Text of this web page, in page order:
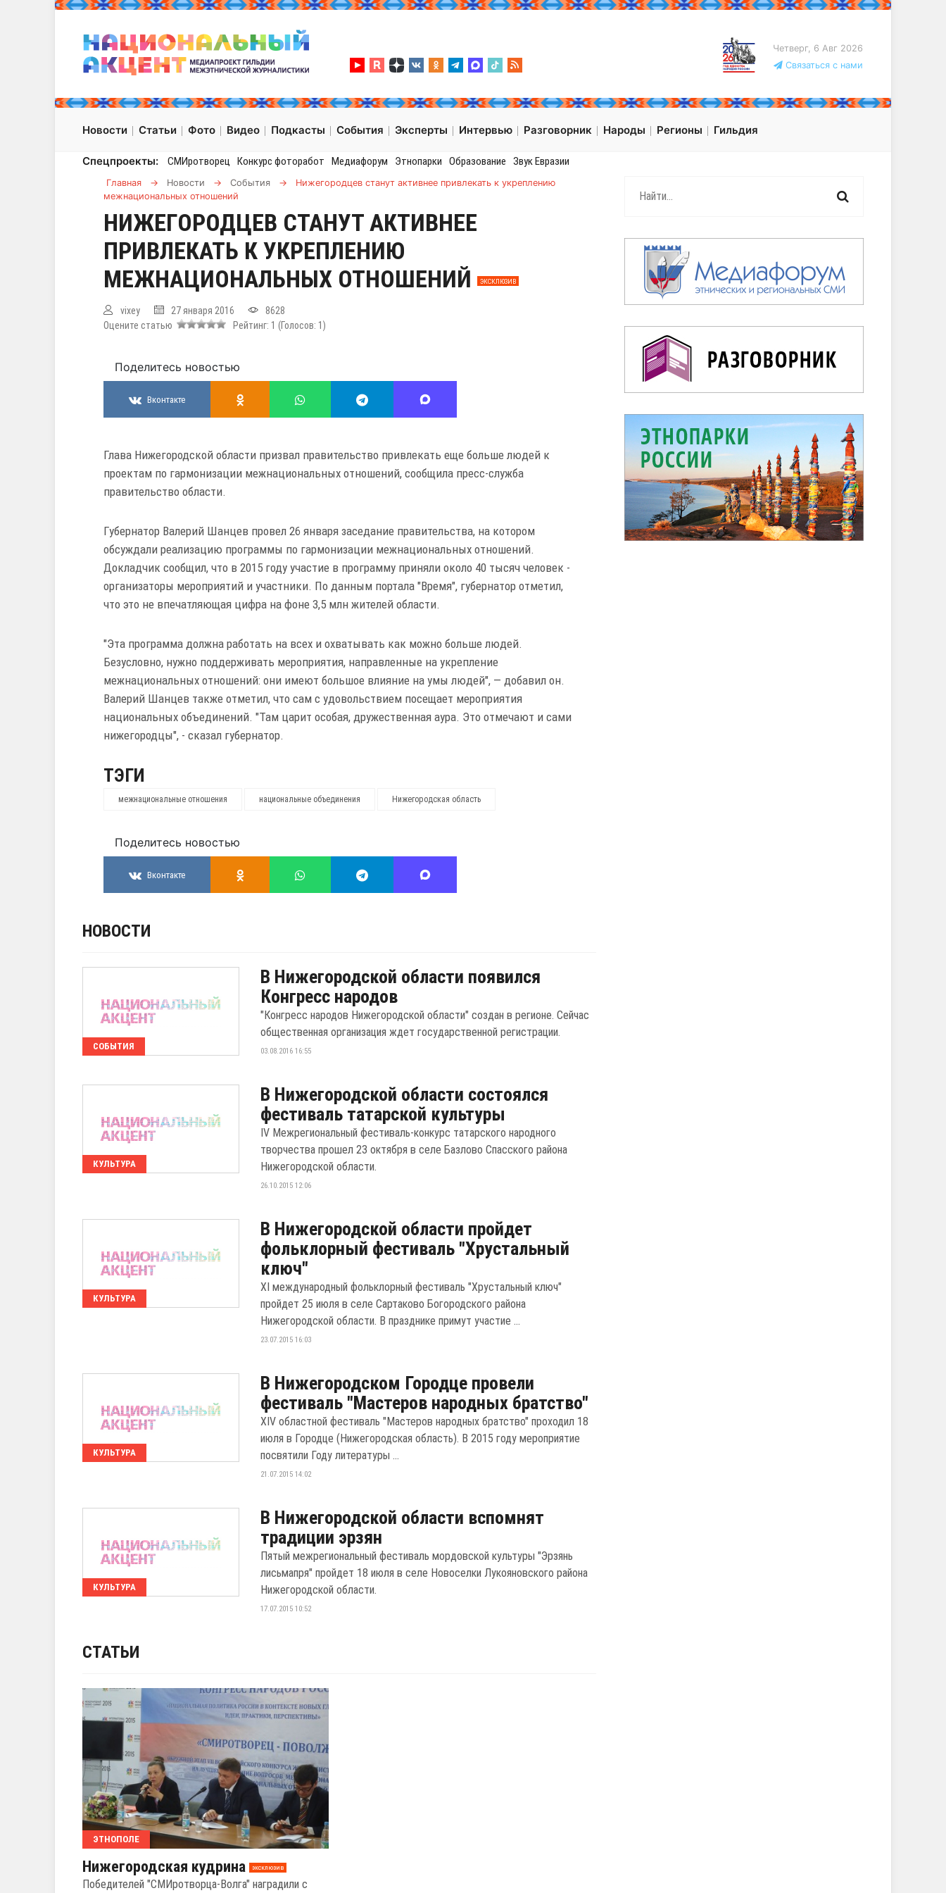
Четверг, 6 Авг 2026
Связаться с нами
Новости Статьи Фото Видео Подкасты События Эксперты Интервью Разговорник Народы Регионы Гильдия
Спецпроекты: СМИротворец Конкурс фоторабот Медиафорум Этнопарки Образование Звук Евразии
Главная → Новости → События →
Нижегородцев станут активнее привлекать к укреплению
межнациональных отношений
НИЖЕГОРОДЦЕВ СТАНУТ АКТИВНЕЕ
ПРИВЛЕКАТЬ К УКРЕПЛЕНИЮ
МЕЖНАЦИОНАЛЬНЫХ ОТНОШЕНИЙ
ЭКСКЛЮЗИВ
vixey 27 января 2016
8628
Оцените статью
Рейтинг: 1 (Голосов: 1 )
Поделитесь новостью
Вконтакте
Глава Нижегородской области призвал правительство привлекать еще больше людей к
проектам по гармонизации межнациональных отношений, сообщила пресс-служба
правительство области.
Губернатор Валерий Шанцев провел 26 января заседание правительства, на котором
обсуждали реализацию программы по гармонизации межнациональных отношений.
Докладчик сообщил, что в 2015 году участие в программу приняли около 40 тысяч человек -
организаторы мероприятий и участники. По данным портала "Время", губернатор отметил,
что это не впечатляющая цифра на фоне 3,5 млн жителей области.
"Эта программа должна работать на всех и охватывать как можно больше людей.
Безусловно, нужно поддерживать мероприятия, направленные на укрепление
межнациональных отношений: они имеют большое влияние на умы людей", — добавил он.
Валерий Шанцев также отметил, что сам с удовольствием посещает мероприятия
национальных объединений. "Там царит особая, дружественная аура. Это отмечают и сами
нижегородцы", - сказал губернатор.
ТЭГИ
межнациональные отношения национальные объединения Нижегородская область
Поделитесь новостью
Вконтакте
НОВОСТИ
СОБЫТИЯ
В Нижегородской области появился
Конгресс народов
"Конгресс народов Нижегородской области" создан в регионе. Сейчас
общественная организация ждет государственной регистрации.
03.08.2016 16:55
КУЛЬТУРА
В Нижегородской области состоялся
фестиваль татарской культуры
IV Межрегиональный фестиваль-конкурс татарского народного
творчества прошел 23 октября в селе Базлово Спасского района
Нижегородской области.
26.10.2015 12:06
КУЛЬТУРА
В Нижегородской области пройдет
фольклорный фестиваль "Хрустальный
ключ"
XI международный фольклорный фестиваль "Хрустальный ключ"
пройдет 25 июля в селе Сартаково Богородского района
Нижегородской области. В празднике примут участие ...
23.07.2015 16:03
КУЛЬТУРА
В Нижегородском Городце провели
фестиваль "Мастеров народных братство"
XIV областной фестиваль "Мастеров народных братство" проходил 18
июля в Городце (Нижегородская область). В 2015 году мероприятие
посвятили Году литературы ...
21.07.2015 14:02
КУЛЬТУРА
В Нижегородской области вспомнят
традиции эрзян
Пятый межрегиональный фестиваль мордовской культуры "Эрзянь
лисьмапря" пройдет 18 июля в селе Новоселки Лукояновского района
Нижегородской области.
17.07.2015 10:52
СТАТЬИ
ЭТНОПОЛЕ
Нижегородская кудрина эксклюзив
Победителей "СМИротворца-Волга" наградили с